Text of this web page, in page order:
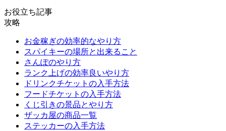
お役立ち記事
攻略
お金稼ぎの効率的なやり方
スパイキーの場所と出来ること
さんぽのやり方
ランク上げの効率良いやり方
ドリンクチケットの入手方法
フードチケットの入手方法
くじ引きの景品とやり方
ザッカ屋の商品一覧
ステッカーの入手方法